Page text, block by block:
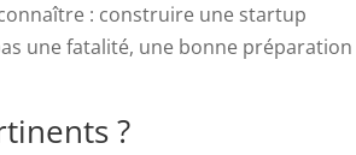
: construire une startup
une fatalité, une bonne préparation
?